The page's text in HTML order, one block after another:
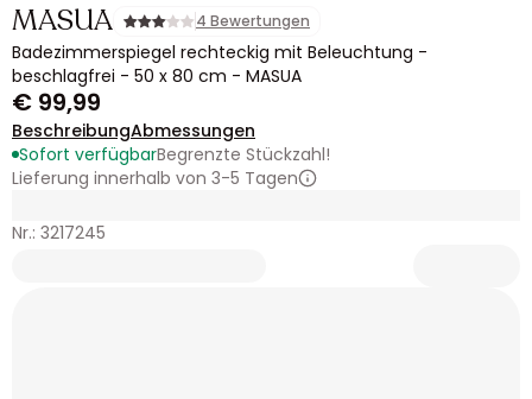
MASUA 4 Bewertungen
Badezimmerspiegel rechteckig mit Beleuchtung -
beschlagfrei - 50 x 80 cm - MASUA
€ 99,99
BeschreibungAbmessungen
Sofort verfügbarBegrenzte Stückzahl!
Lieferung innerhalb von 3-5 Tagen
Nr.: 3217245